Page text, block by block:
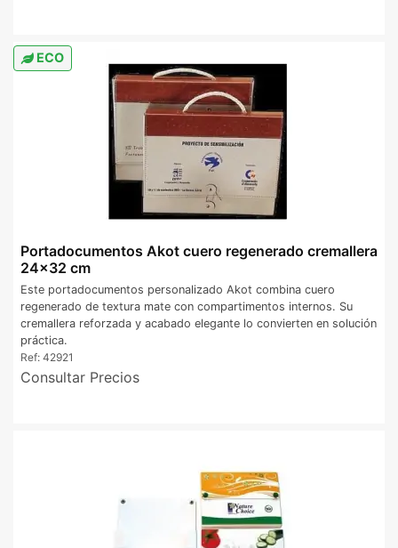
ECO
Portadocumentos Akot cuero regenerado cremallera
24x32 cm
Este portadocumentos personalizado Akot combina cuero
regenerado de textura mate con compartimentos internos. Su
cremallera reforzada y acabado elegante lo convierten en solución
práctica.
Ref: 42921
Consultar Precios